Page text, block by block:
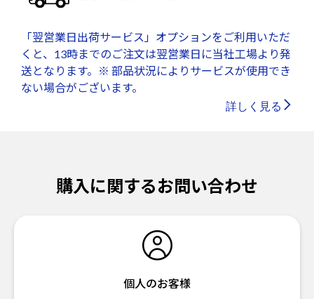
「翌営業日出荷サービス」オプションをご利用いただ
くと、13時までのご注文は翌営業日に当社工場より発
送となります。※ 部品状況によりサービスが使用でき
ない場合がございます。
詳しく見る
購入に関するお問い合わせ
個人のお客様